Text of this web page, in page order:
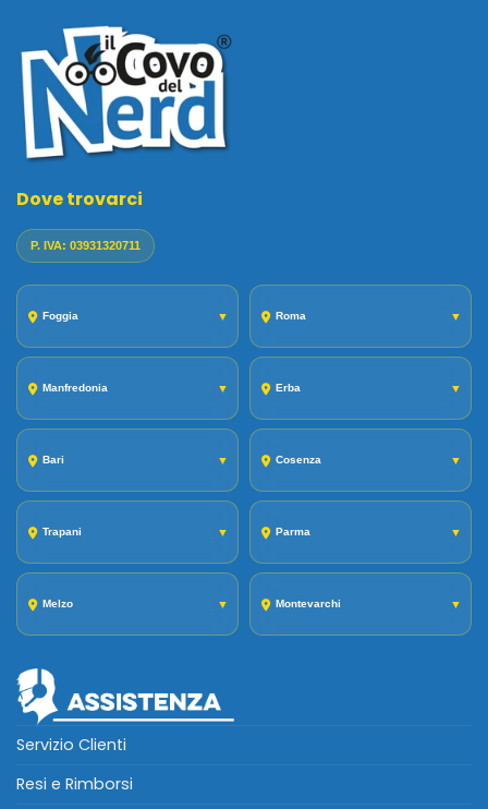
Dove trovarci
P. IVA: 03931320711
Foggia ▼ Roma ▼
Manfredonia ▼ Erba ▼
Bari ▼ Cosenza ▼
Trapani ▼ Parma ▼
Melzo ▼ Montevarchi ▼
Servizio Clienti
Resi e Rimborsi